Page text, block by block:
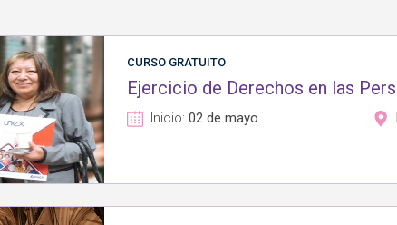
CURSO GRATUITO
Ejercicio de Derechos en las
Inicio: 02 de mayo